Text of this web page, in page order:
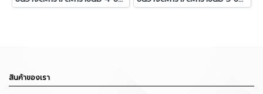
สินค้าของเรา